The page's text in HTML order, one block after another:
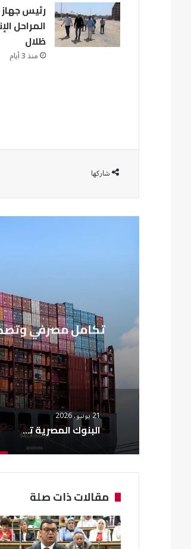
رئيس جهاز
المراحل
ظلال
منذ 3 أيام
شاركها
تكامل مصرفي
21 يونيو، 2026
البنوك المصرية تعتمد معيار ISO 20022 الدولي في التحويلات المالية
مقالات ذات صلة